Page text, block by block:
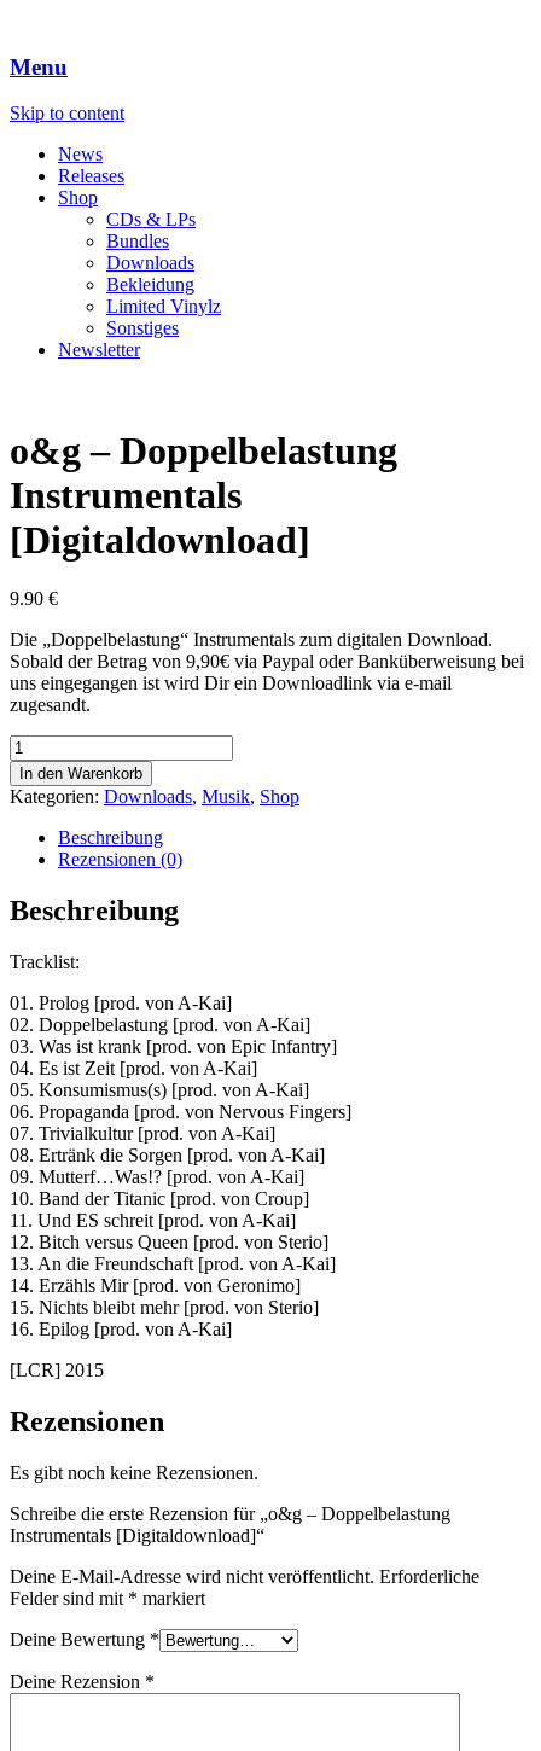
Menu
Skip to content
News
Releases
Shop
CDs & LPs
Bundles
Downloads
Bekleidung
Limited Vinylz
Sonstiges
Newsletter
o&g – Doppelbelastung
Instrumentals
[Digitaldownload]
9.90 €
Die „Doppelbelastung“ Instrumentals zum digitalen Download.
Sobald der Betrag von 9,90€ via Paypal oder Banküberweisung bei
uns eingegangen ist wird Dir ein Downloadlink via e-mail
zugesandt.
In den Warenkorb
Kategorien: Downloads, Musik, Shop
Beschreibung
Rezensionen (0)
Beschreibung
Tracklist:
01. Prolog [prod. von A-Kai]
02. Doppelbelastung [prod. von A-Kai]
03. Was ist krank [prod. von Epic Infantry]
04. Es ist Zeit [prod. von A-Kai]
05. Konsumismus(s) [prod. von A-Kai]
06. Propaganda [prod. von Nervous Fingers]
07. Trivialkultur [prod. von A-Kai]
08. Ertränk die Sorgen [prod. von A-Kai]
09. Mutterf…Was!? [prod. von A-Kai]
10. Band der Titanic [prod. von Croup]
11. Und ES schreit [prod. von A-Kai]
12. Bitch versus Queen [prod. von Sterio]
13. An die Freundschaft [prod. von A-Kai]
14. Erzähls Mir [prod. von Geronimo]
15. Nichts bleibt mehr [prod. von Sterio]
16. Epilog [prod. von A-Kai]
[LCR] 2015
Rezensionen
Es gibt noch keine Rezensionen.
Schreibe die erste Rezension für „o&g – Doppelbelastung
Instrumentals [Digitaldownload]“
Deine E-Mail-Adresse wird nicht veröffentlicht. Erforderliche
Felder sind mit * markiert
Deine Bewertung *
Deine Rezension *